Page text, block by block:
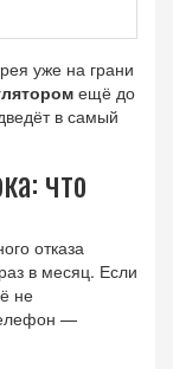
уже на грани
ещё до
в самый
что
отказа
в месяц. Если
не
—